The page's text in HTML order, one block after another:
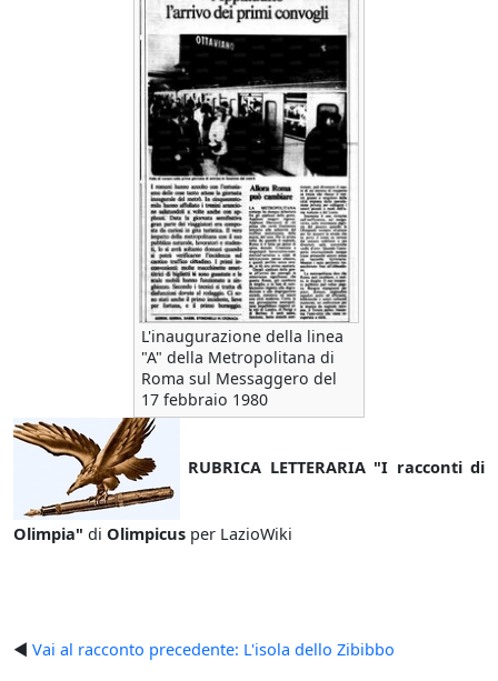
L'inaugurazione della linea
"A" della Metropolitana di
Roma sul Messaggero del
17 febbraio 1980
RUBRICA LETTERARIA "I racconti di
Olimpia" di Olimpicus per LazioWiki
◄ Vai al racconto precedente: L'isola dello Zibibbo